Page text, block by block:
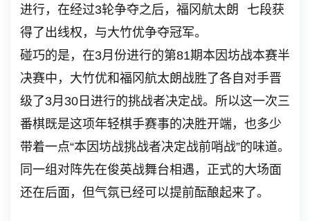
进行，在经过3轮争夺之后， 福冈航太朗
七段获
得了出线权，与大竹优争夺冠军。
碰巧的是，在3月份进行的第81期本因坊战本赛半
决赛中，大竹优和福冈航太朗战胜了各自对手晋
级了3月30日进行的挑战者决定战。所以这一次三
番棋既是这项年轻棋手赛事的决胜开端，也多少
带着一点“本因坊战挑战者决定战前哨战”的味道。
同一组对阵先在俊英战舞台相遇，正式的大场面
还在后面，但气氛已经可以提前酝酿起来了。